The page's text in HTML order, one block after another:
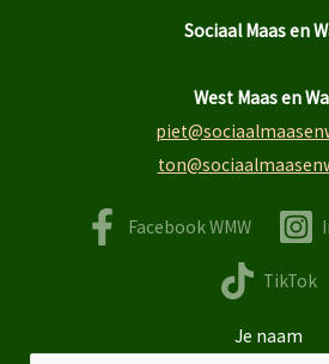
Sociaal Maas en
West Maas en
Facebook WMW
TikTok
Je naam